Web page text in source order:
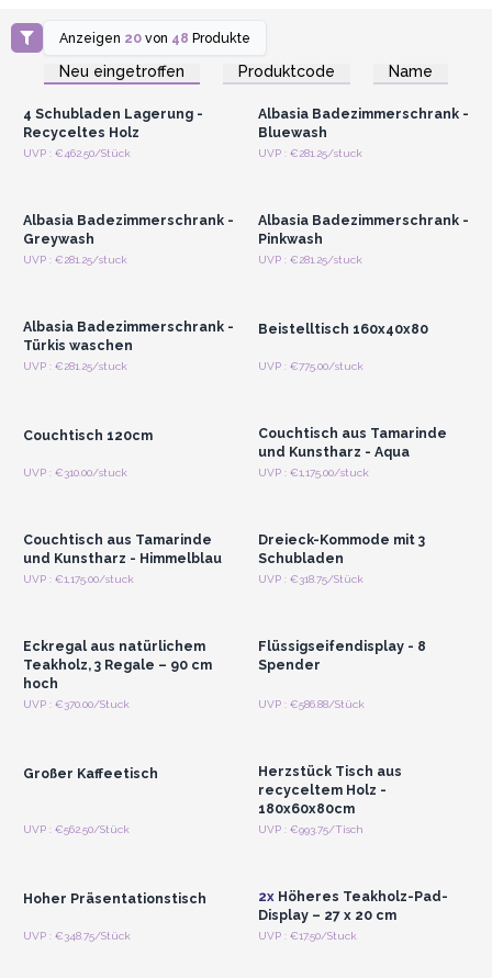
Anzeigen 20 von 48 Produkte
Neu eingetroffen Produktcode Name
Anmelden oder
Registrieren für
Großhandelspreise
4 Schubladen Lagerung -
Recyceltes Holz
UVP : €462.50/Stück
Registrieren für
Großhandelspreise
Albasia Badezimmerschrank -
Bluewash
UVP : €281.25/stuck
Anmelden oder
Albasia Badezimmerschrank -
Greywash
UVP : €281.25/stuck
Anmelden oder
Albasia Badezimmerschrank -
Pinkwash
UVP : €281.25/stuck
Anmelden oder
Albasia Badezimmerschrank -
Türkis waschen
UVP : €281.25/stuck
Anmelden oder
Beistelltisch 160x40x80
UVP : €775.00/stuck
Anmelden oder
Couchtisch 120cm
UVP : €310.00/stuck
Anmelden oder
Couchtisch aus Tamarinde
und Kunstharz - Aqua
UVP : €1,175.00/stuck
Anmelden oder
Couchtisch aus Tamarinde
und Kunstharz - Himmelblau
UVP : €1,175.00/stuck
Anmelden oder
Dreieck-Kommode mit 3
Schubladen
UVP : €318.75/Stück
Anmelden oder
Eckregal aus natürlichem
Teakholz, 3 Regale – 90 cm
hoch
UVP : €370.00/Stuck
Anmelden oder
Flüssigseifendisplay - 8
Spender
UVP : €586.88/Stück
Anmelden oder
Großer Kaffeetisch
UVP : €562.50/Stück
Anmelden oder
Herzstück Tisch aus
recyceltem Holz -
180x60x80cm
UVP : €993.75/Tisch
Anmelden oder
Hoher Präsentationstisch
UVP : €348.75/Stück
Anmelden oder
2xHöheres Teakholz-Pad-
Display – 27 x 20 cm
UVP : €17.50/Stuck
Anmelden oder
Anmelden oder